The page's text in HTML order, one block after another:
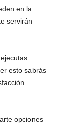
en la
servirán
esto sabrás
opciones